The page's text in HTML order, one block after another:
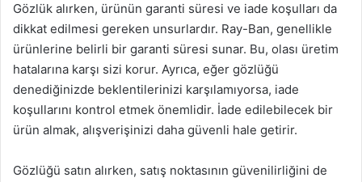
Gözlük alırken, ürünün garanti süresi ve iade koşulları da
dikkat edilmesi gereken unsurlardır. Ray-Ban, genellikle
ürünlerine belirli bir garanti süresi sunar. Bu, olası üretim
hatalarına karşı sizi korur. Ayrıca, eğer gözlüğü
denediğinizde beklentilerinizi karşılamıyorsa, iade
koşullarını kontrol etmek önemlidir. İade edilebilecek bir
ürün almak, alışverişinizi daha güvenli hale getirir.
Gözlüğü satın alırken, satış noktasının güvenilirliğini de